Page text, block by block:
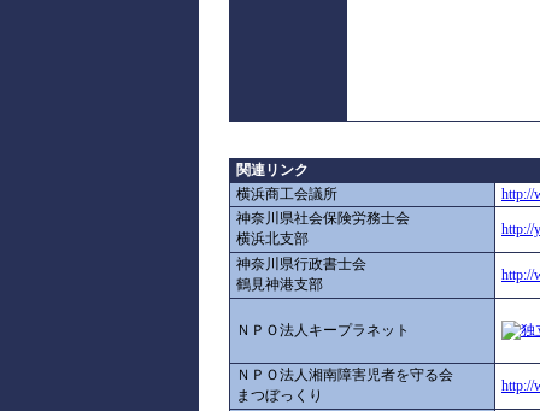
関連リンク
横浜商工会議所
http://
神奈川県社会保険労務士会
横浜北支部
http://
神奈川県行政書士会
鶴見神港支部
http://
ＮＰＯ法人キープラネット
ＮＰＯ法人湘南障害児者を守る会
まつぼっくり
http://